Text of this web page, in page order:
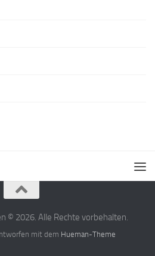
© 2026. Alle Rechte vorbehalten.
mit dem Hueman-Theme